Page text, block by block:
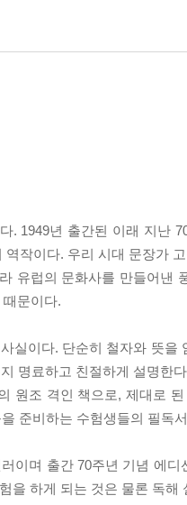
. 1949년 출간된 이래 지난
작이다. 우리 시대 문장가
유럽의 문화사를 만들어낸
문이다.
실이다. 단순히 철자와 뜻
명료하고 친절하게 설명한
원조 격인 책으로, 제대로
준비하는 수험생들의 필독
이며 출간 70주년 기념 에
을 하게 되는 것은 물론 독